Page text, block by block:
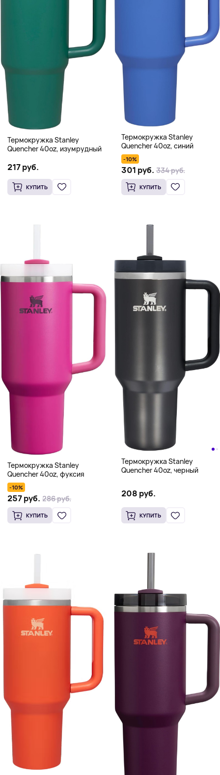
Термокружка Stanley
Quencher 40oz, изумрудный
217 руб.
КУПИТЬ
Термокружка Stanley
Quencher 40oz, синий
-10%
301 руб. 334 руб.
КУПИТЬ
Термокружка Stanley
Quencher 40oz, фуксия
-10%
257 руб. 286 руб.
КУПИТЬ
Термокружка Stanley
Quencher 40oz, черный
208 руб.
КУПИТЬ